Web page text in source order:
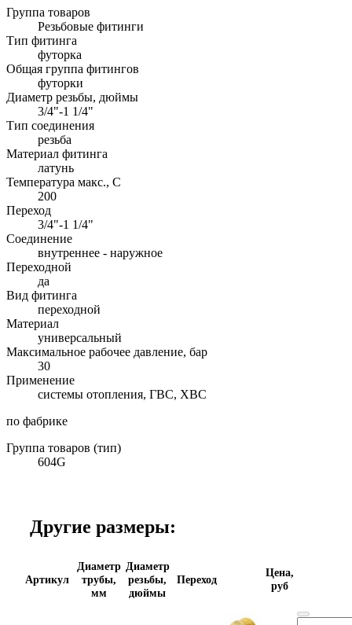
Группа товаров
Резьбовые фитинги
Тип фитинга
футорка
Общая группа фитингов
футорки
Диаметр резьбы, дюймы
3/4"-1 1/4"
Тип соединения
резьба
Материал фитинга
латунь
Температура макс., С
200
Переход
3/4"-1 1/4"
Соединение
внутреннее - наружное
Переходной
да
Вид фитинга
переходной
Материал
универсальный
Максимальное рабочее давление, бар
30
Применение
системы отопления, ГВС, ХВС
по фабрике
Группа товаров (тип)
604G
Другие размеры:
Артикул
Диаметр
трубы,
мм
Диаметр
резьбы,
дюймы
Переход
Цена,
руб